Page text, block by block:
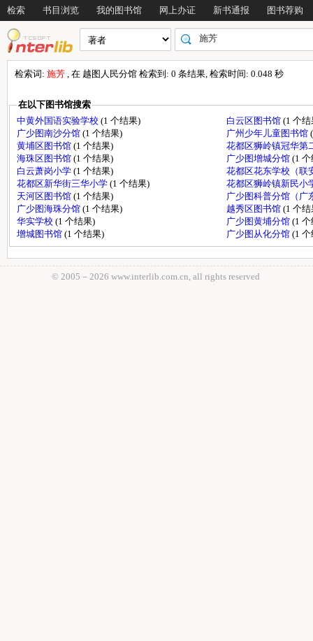
检索 书目浏览 我的图书馆 网上办证 新书通报 图书荐购
检索词: 施芳 , 在 越图人民分馆 检索到: 0 条结果, 检索时间: 0.048 秒
在以下图书馆搜索
中黄外国语实验学校 (1 个结果) 白云区图书馆 (1 个结
广少图南沙分馆 (1 个结果) 广州少年儿童图书馆
黄埔区图书馆 (1 个结果)
花都区狮岭镇冠华第
海珠区图书馆 (1 个结果) 广少图增城分馆 (1
白云萧岗小学 (1 个结果)
花都区花东学校（联
花都区新华街三华小学 (1 个结果)
花都区狮岭镇新民小
天河区图书馆 (1 个结果)
广少图科普分馆（广
广少图海珠分馆 (1 个结果) 越秀区图书馆 (1 个结
华实学校 (1 个结果) 广少图黄埔分馆 (1
增城图书馆 (1 个结果) 广少图从化分馆 (1
© 2005－ 2026 www.interlib.com.cn, all rights reserved